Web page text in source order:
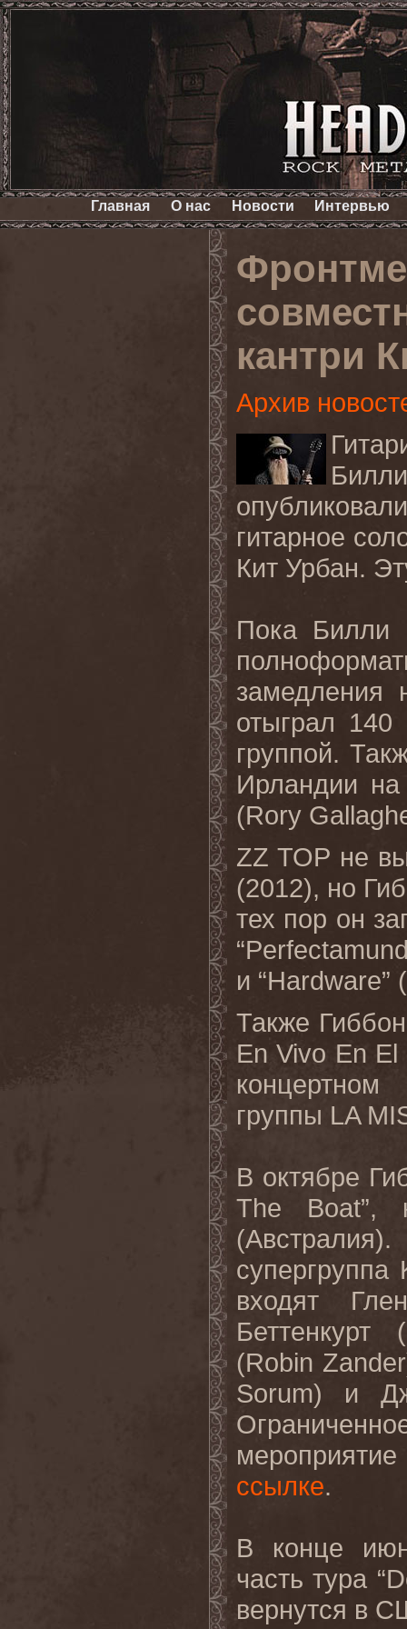
Главная О нас Новости Интервью
кантри
Архив
гитарное
Кит Урбан.
Пока Билли
замедления
отыграл
группой.
Ирландии
(Rory
ZZ TOP не
(2012), но
тех пор он
и “Hardware”
Также
En Vivo En
группы LA
В октябре
The Boat”,
супергруппа
входят
(Robin
Sorum) и
ссылке.
В конце
часть тура
вернутся в